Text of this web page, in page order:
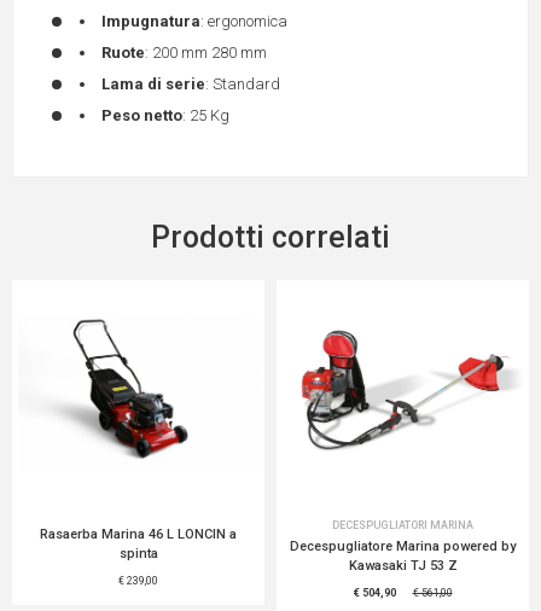
Impugnatura: ergonomica
Ruote: 200 mm 280 mm
Lama di serie: Standard
Peso netto: 25 Kg
Prodotti correlati
Rasaerba Marina 46 L LONCIN a
spinta
€ 239,00
DECESPUGLIATORI MARINA
Decespugliatore Marina powered by
Kawasaki TJ 53 Z
€ 504,90 € 561,00